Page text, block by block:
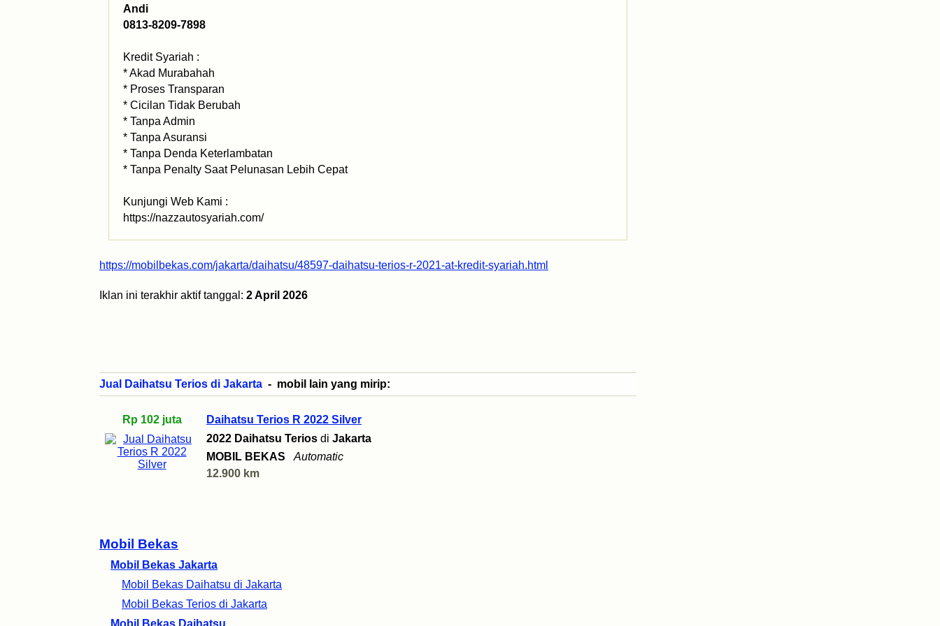
Mobil Bekas
Mobil Bekas Jakarta
Mobil Bekas Daihatsu di Jakarta
Mobil Bekas Terios di Jakarta
Mobil Bekas Daihatsu
Andi
0813-8209-7898
Kredit Syariah :
* Akad Murabahah
* Proses Transparan
* Cicilan Tidak Berubah
* Tanpa Admin
* Tanpa Asuransi
* Tanpa Denda Keterlambatan
* Tanpa Penalty Saat Pelunasan Lebih Cepat
Kunjungi Web Kami :
https://nazzautosyariah.com/
https://mobilbekas.com/jakarta/daihatsu/48597-daihatsu-terios-r-2021-at-kredit-syariah.html
Iklan ini terakhir aktif tanggal: 2 April 2026
Jual Daihatsu Terios di Jakarta - mobil lain yang mirip:
Rp 102 juta
Daihatsu Terios R 2022 Silver
2022 Daihatsu Terios di Jakarta
MOBIL BEKAS
Automatic
12.900 km